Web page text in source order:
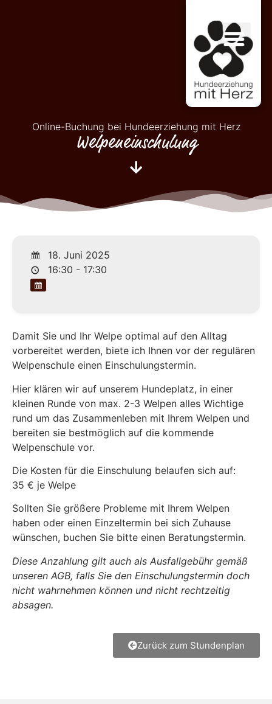
Online-Buchung bei Hundeerziehung mit Herz
Welpeneinschulung
18. Juni 2025
16:30 - 17:30
Damit Sie und Ihr Welpe optimal auf den Alltag
vorbereitet werden, biete ich Ihnen vor der regulären
Welpenschule einen Einschulungstermin.
Hier klären wir auf unserem Hundeplatz, in einer
kleinen Runde von max. 2-3 Welpen alles Wichtige
rund um das Zusammenleben mit Ihrem Welpen und
bereiten sie bestmöglich auf die kommende
Welpenschule vor.
Die Kosten für die Einschulung belaufen sich auf:
35 € je Welpe
Sollten Sie größere Probleme mit Ihrem Welpen
haben oder einen Einzeltermin bei sich Zuhause
wünschen, buchen Sie bitte einen Beratungstermin.
Diese Anzahlung gilt auch als Ausfallgebühr gemäß
unseren AGB, falls Sie den Einschulungstermin doch
nicht wahrnehmen können und nicht rechtzeitig
absagen.
Zurück zum Stundenplan